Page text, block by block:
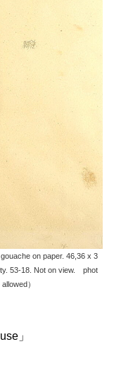
on paper. 46,36 x 3
53-18. Not on view. phot
）
」